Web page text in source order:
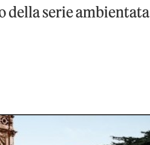
della serie ambientata